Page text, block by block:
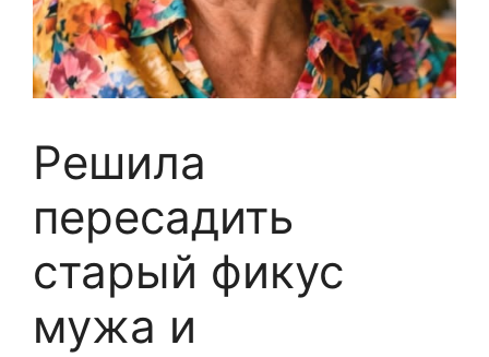
Решила
пересадить
старый фикус
мужа и